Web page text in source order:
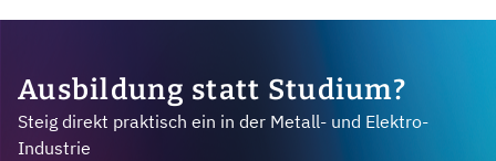
Ausbildung statt Studium?
Steig direkt praktisch ein in der Metall- und Elektro-
Industrie